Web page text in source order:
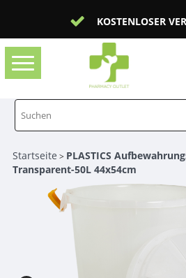
KOSTENLOSER
Toggle
navigation
Startseite > PLASTICS
Transparent-50L 44x54cm